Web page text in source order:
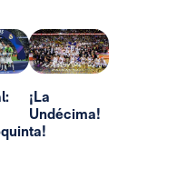
¡La
Undécima!